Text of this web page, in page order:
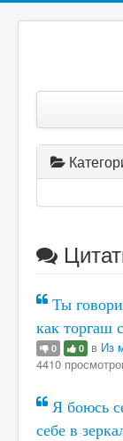
Ты
как торгаш
0 0 в Из
4410
Я боюсь
себе в